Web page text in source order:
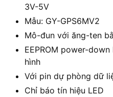
3V-5V
Mẫu: GY-GPS6MV2
Mô-đun với ăng-ten
EEPROM power-
hình
Với pin dự phòng dữ
Chỉ báo tín hiệu LED